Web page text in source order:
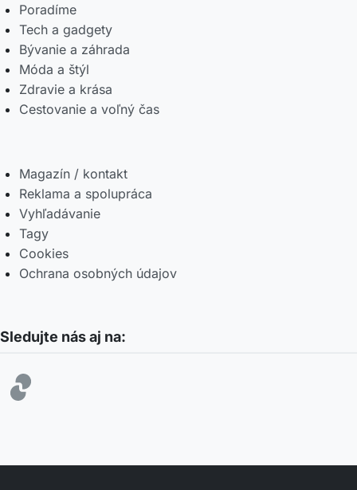
Poradíme
Tech a gadgety
Bývanie a záhrada
Móda a štýl
Zdravie a krása
Cestovanie a voľný čas
Magazín / kontakt
Reklama a spolupráca
Vyhľadávanie
Tagy
Cookies
Ochrana osobných údajov
Sledujte nás aj na: